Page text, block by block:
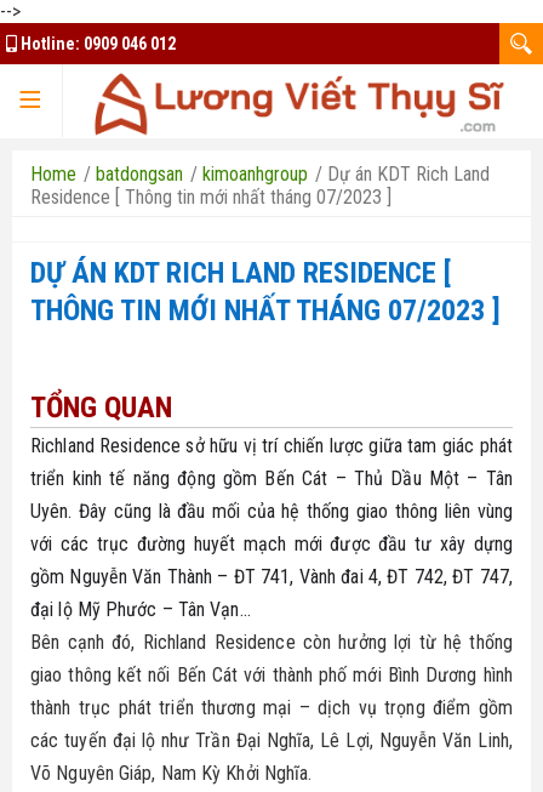
-->
Hotline: 0909 046 012
TRANG CHỦ
TQK Group
Đất nền Bình Phước
Đất nền Bảo Lộc
Đất nền Long An
Đất nền Tây Ninh
Căn hộ - nhà phố
Tổng hợp dự án
Thuê nhà - căn hộ
Bất Động Sản HCM
Thiết kế website
Tuyển dụng tài xế Xanh SM
Bike
Hô trợ tài chính
Nhà ở xã hội Bình Dương
Chủ đầu tư uy tín
Thông tin quy hoạch
Biểu mẫu luật
Tin tức nhà đất
Thủ thuật
Liên hệ
Tuyển dụng
Ủng hộ
Home / batdongsan / kimoanhgroup / Dự án KDT Rich Land
Residence [ Thông tin mới nhất tháng 07/2023 ]
DỰ ÁN KDT RICH LAND RESIDENCE [
THÔNG TIN MỚI NHẤT THÁNG 07/2023 ]
TỔNG QUAN
Richland Residence sở hữu vị trí chiến lược giữa tam giác phát
triển kinh tế năng động gồm Bến Cát – Thủ Dầu Một – Tân
Uyên. Đây cũng là đầu mối của hệ thống giao thông liên vùng
với các trục đường huyết mạch mới được đầu tư xây dựng
gồm Nguyễn Văn Thành – ĐT 741, Vành đai 4, ĐT 742, ĐT 747,
đại lộ Mỹ Phước – Tân Vạn…
Bên cạnh đó, Richland Residence còn hưởng lợi từ hệ thống
giao thông kết nối Bến Cát với thành phố mới Bình Dương hình
thành trục phát triển thương mại – dịch vụ trọng điểm gồm
các tuyến đại lộ như Trần Đại Nghĩa, Lê Lợi, Nguyễn Văn Linh,
Võ Nguyên Giáp, Nam Kỳ Khởi Nghĩa.